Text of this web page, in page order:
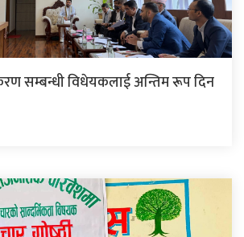
सम्बन्धी विधेयकलाई अन्तिम रूप दिन